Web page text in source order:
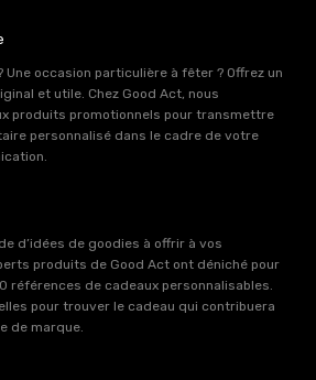
Une occasion particulière à fêter ? Offrez un
et utile. Chez Good Act, nous
produits promotionnels pour transmettre
personnalisé dans le cadre de votre
d’idées de goodies à offrir à vos
produits de Good Act ont déniché pour
références de cadeaux personnalisables.
pour trouver le cadeau qui contribuera
de marque.